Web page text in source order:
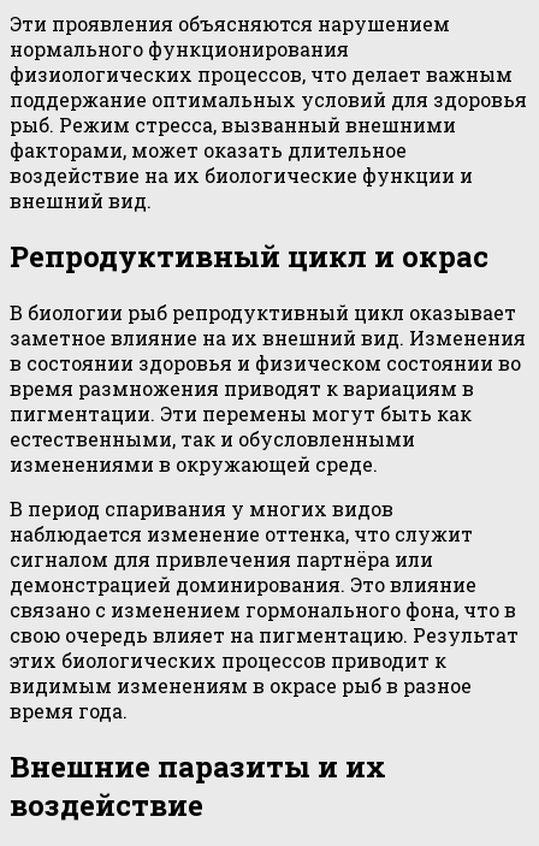
Эти проявления объясняются нарушением
нормального функционирования
физиологических процессов, что делает важным
поддержание оптимальных условий для здоровья
рыб. Режим стресса, вызванный внешними
факторами, может оказать длительное
воздействие на их биологические функции и
внешний вид.
Репродуктивный цикл и окрас
В биологии рыб репродуктивный цикл оказывает
заметное влияние на их внешний вид. Изменения
в состоянии здоровья и физическом состоянии во
время размножения приводят к вариациям в
пигментации. Эти перемены могут быть как
естественными, так и обусловленными
изменениями в окружающей среде.
В период спаривания у многих видов
наблюдается изменение оттенка, что служит
сигналом для привлечения партнёра или
демонстрацией доминирования. Это влияние
связано с изменением гормонального фона, что в
свою очередь влияет на пигментацию. Результат
этих биологических процессов приводит к
видимым изменениям в окрасе рыб в разное
время года.
Внешние паразиты и их
воздействие